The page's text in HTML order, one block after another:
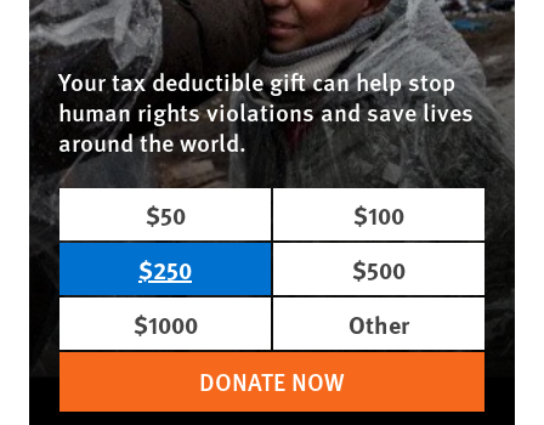
Your tax deductible gift can help stop
human rights violations and save lives
around the world.
$50
$100
$250
$500
$1000
Other
DONATE NOW